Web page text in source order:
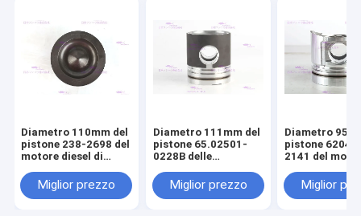
Diametro 110mm del
pistone 238-2698 del
motore diesel di
Miglior prezzo
Diametro 111mm del
pistone 65.02501-
0228B delle
motore di DOOSAN
DE08T
Miglior prezzo
Diametro
pistone 6204-
2141 del
S4D95LE-2
Miglior